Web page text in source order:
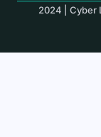
2024 | Cyber